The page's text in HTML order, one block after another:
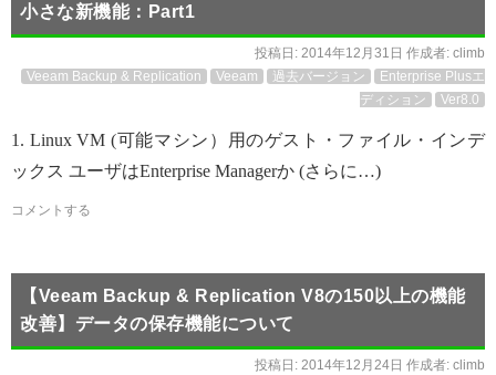
小さな新機能：Part1
投稿日: 2014年12月31日 作成者: climb
Veeam Backup & Replication
Veeam 過去バージョン
Enterprise Plusエ
ディション
Ver8.0
1. Linux VM (可能マシン）用のゲスト・ファイル・インデ
ックス ユーザはEnterprise Managerか (さらに…)
コメントする
【Veeam Backup & Replication V8の150以上の機能
改善】データの保存機能について
投稿日: 2014年12月24日 作成者: climb